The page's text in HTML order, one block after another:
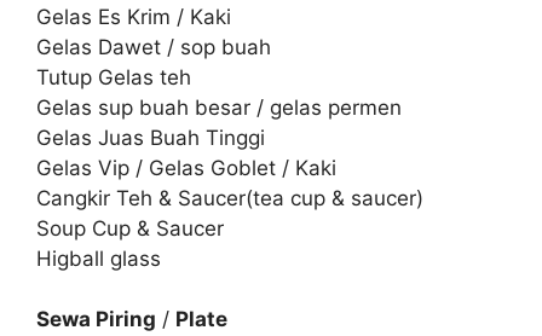
Gelas Es Krim / Kaki
Gelas Dawet / sop buah
Tutup Gelas teh
Gelas sup buah besar / gelas permen
Gelas Juas Buah Tinggi
Gelas Vip / Gelas Goblet / Kaki
Cangkir Teh & Saucer(tea cup & saucer)
Soup Cup & Saucer
Higball glass
Sewa Piring / Plate